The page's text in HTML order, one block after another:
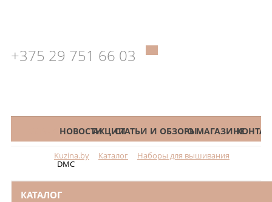
+375 29 751 66 03
КАТАЛОГНОВОСТИАКЦИИСТАТЬИ И ОБЗОРЫО МАГАЗИНЕ
Kuzina.by Каталог Наборы для вышивания
DMC
КАТАЛОГ